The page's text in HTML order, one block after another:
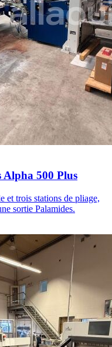
Alpha 500 Plus
et trois stations de pliage,
sortie Palamides.